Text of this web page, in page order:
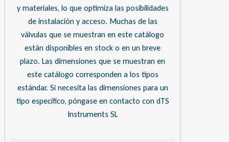
y materiales, lo que optimiza las posibilidades
de instalación y acceso. Muchas de las
válvulas que se muestran en este catálogo
están disponibles en stock o en un breve
plazo. Las dimensiones que se muestran en
este catálogo corresponden a los tipos
estándar. Si necesita las dimensiones para un
tipo específico, póngase en contacto con dTS
Instruments SL